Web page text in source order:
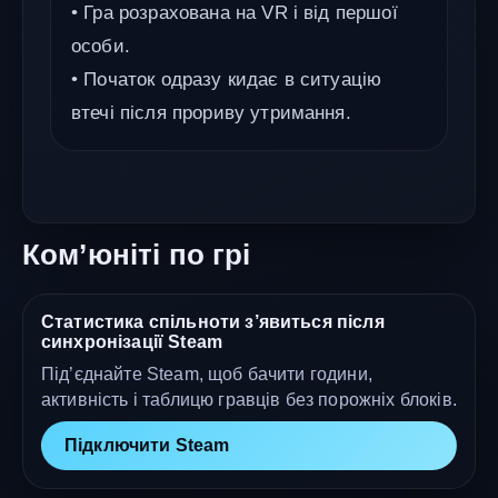
• Гра розрахована на VR і від першої
особи.
• Початок одразу кидає в ситуацію
втечі після прориву утримання.
Ком’юніті по грі
Статистика спільноти з’явиться після
синхронізації Steam
Під’єднайте Steam, щоб бачити години,
активність і таблицю гравців без порожніх блоків.
Підключити Steam